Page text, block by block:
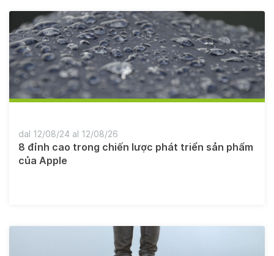
8 đỉnh cao trong chiến lược phát triển sản phẩm
của Apple
dal 12/08/24 al 12/08/26